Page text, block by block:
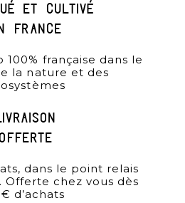
et cultivé
france
française dans le
la nature et des
offerte
dans le point relais
Offerte chez vous dès
d’achats